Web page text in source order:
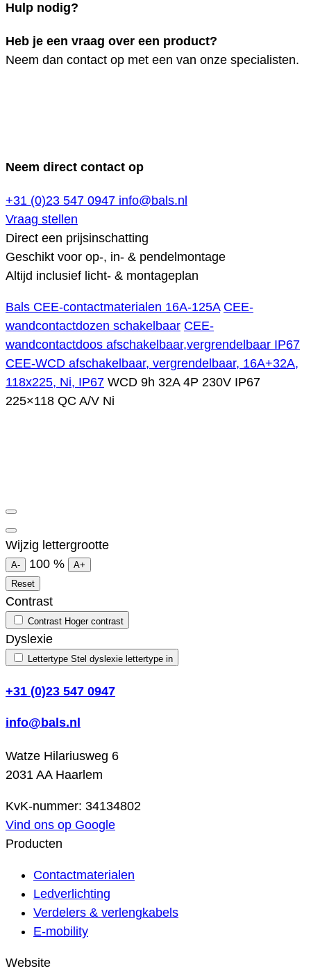
Hulp nodig?
Heb je een vraag over een product?
Neem dan contact op met een van onze specialisten.
Neem direct contact op
+31 (0)23 547 0947 info@bals.nl
Vraag stellen
Direct een prijsinschatting
Geschikt voor op-, in- & pendelmontage
Altijd inclusief licht- & montageplan
Bals CEE-contactmaterialen 16A-125A CEE-
wandcontactdozen schakelbaar CEE-
wandcontactdoos afschakelbaar,vergrendelbaar IP67
CEE-WCD afschakelbaar, vergrendelbaar, 16A+32A,
118x225, Ni, IP67 WCD 9h 32A 4P 230V IP67
225×118 QC A/V Ni
Wijzig lettergrootte
A- 100 %
A+
Reset
Contrast
Contrast Hoger contrast
Dyslexie
Lettertype Stel dyslexie lettertype in
+31 (0)23 547 0947
info@bals.nl
Watze Hilariusweg 6
2031 AA Haarlem
KvK-nummer: 34134802
Vind ons op Google
Producten
Contactmaterialen
Ledverlichting
Verdelers & verlengkabels
E-mobility
Website